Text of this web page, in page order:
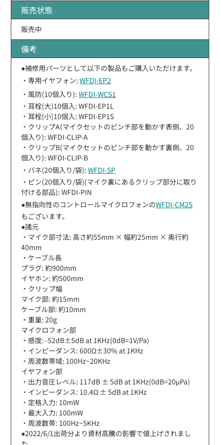
販売状態
販売中
備考
●補修用パーツとして以下の製品もご購入いただけます。
・専用イヤフォン:WFDI-EP2
・風防(10個入り):WFDI-WCS1
・耳栓(大)10個入: WFDI-EP1L
・耳栓(小)10個入: WFDI-EP1S
・クリップA(マイクセットのピンチ部を動かす表側、20
個入り): WFDI-CLIP-A
・クリップB(マイクセットのピンチ部を動かす裏側、20
個入り): WFDI-CLIP-B
・バネ(20個入り/袋):WFDI-SP
・ピン(20個入り/袋)(マイク裏にあるクリップ部分に取り
付ける部品): WFDI-PIN
●無指向性のコントロールマイクロフォンのWFDI-CM2S
もございます。
●諸元
・マイク部寸法: 高さ約55mm × 幅約25mm × 奥行約
40mm
・ケーブル長
プラグ: 約900mm
イヤホン: 約500mm
・クリップ幅
マイク部: 約15mm
ケーブル部: 約10mm
・重量: 20g
マイクロフォン部
・感度: -52dB±5dB at 1KHz(0dB=1V/Pa)
・インピーダンス: 600Ω±30% at 1KHz
・周波数帯域: 100Hz~20KHz
イヤフォン部
・出力音圧レベル: 117dB ± 5dB at 1KHz(0dB=20μPa)
・インピーダンス: 10.4Ω ± 5dB at 1KHz
・定格入力: 10mW
・最大入力: 100mW
・周波数帯: 100Hz~5KHz
●2022/6/1出荷分より資材高騰の影響で値上げされまし